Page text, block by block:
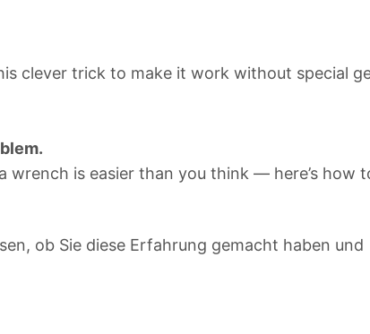
clever trick to make it work without special
wrench is easier than you think — here’s how
ob Sie diese Erfahrung gemacht haben und